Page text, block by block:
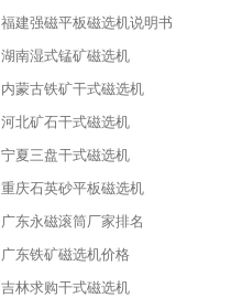
福建强磁平板磁选机说明书
湖南湿式锰矿磁选机
内蒙古铁矿干式磁选机
河北矿石干式磁选机
宁夏三盘干式磁选机
重庆石英砂平板磁选机
广东永磁滚筒厂家排名
广东铁矿磁选机价格
吉林求购干式磁选机